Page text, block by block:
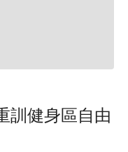
訓健身區自由